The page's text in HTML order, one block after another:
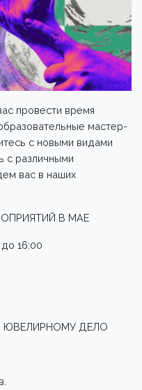
провести время
мастер-
с новыми видами
с различными
вас в наших
В МАЕ
до 16:00
ЮВЕЛИРНОМУ ДЕЛО